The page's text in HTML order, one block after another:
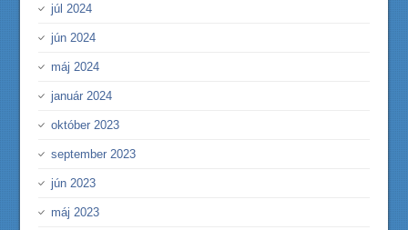
júl 2024
jún 2024
máj 2024
január 2024
október 2023
september 2023
jún 2023
máj 2023